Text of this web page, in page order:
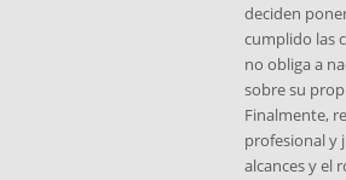
deciden
cumplido las
no obliga a
sobre su
Finalmente,
profesional y
alcances y el